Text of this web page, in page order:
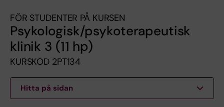
FÖR STUDENTER PÅ KURSEN
Psykologisk/psykoterapeutisk
klinik 3 (11 hp)
KURSKOD 2PT134
Hitta på sidan